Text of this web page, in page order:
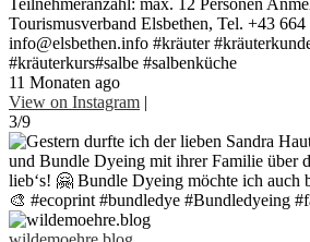
Teilnehmeranzahl: max. 12 Personen
Tourismusverband Elsbethen, Tel. +43
info@elsbethen.info #kräuter
#kräuterkurs#salbe #salbenküche
11 Monaten ago
View on Instagram |
3/9